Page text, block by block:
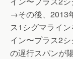
→その後、2013
ス1シグマライ
イン〜プラス2
の遅行スパンが陽